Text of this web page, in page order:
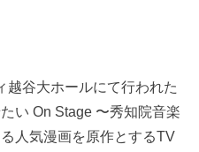
越谷大ホールにて行われた
い On Stage 〜秀知院音楽
人気漫画を原作とするTV